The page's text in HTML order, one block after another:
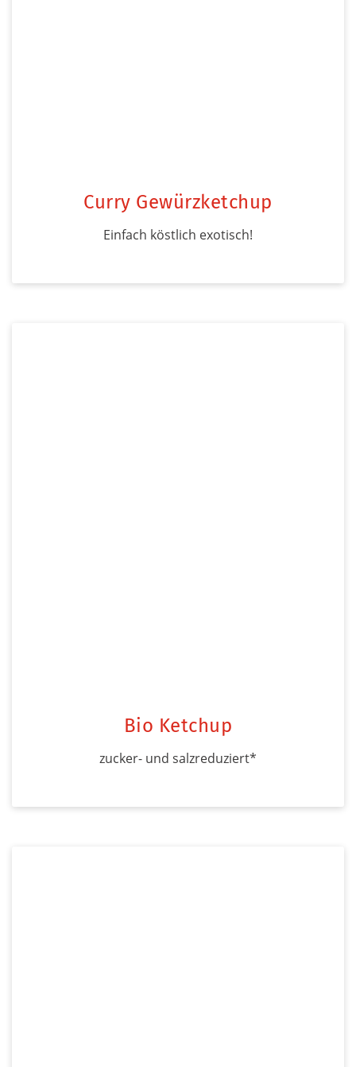
Curry Gewürzketchup
Einfach köstlich exotisch!
Bio Ketchup
zucker- und salzreduziert*